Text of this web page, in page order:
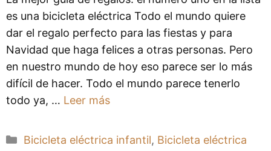
es una bicicleta eléctrica Todo el mundo quiere
dar el regalo perfecto para las fiestas y para
Navidad que haga felices a otras personas. Pero
en nuestro mundo de hoy eso parece ser lo más
difícil de hacer. Todo el mundo parece tenerlo
todo ya, … Leer más
Categorías
Bicicleta eléctrica infantil, Bicicleta eléctrica